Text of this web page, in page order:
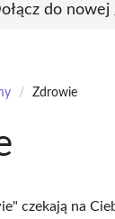
do nowej
/ Zdrowie
czekają na